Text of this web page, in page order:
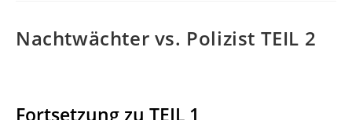
Nachtwächter vs. Polizist TEIL 2
Fortsetzung zu TEIL 1